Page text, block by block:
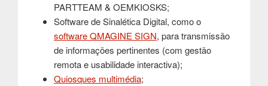
PARTTEAM & OEMKIOSKS;
Software de Sinalética Digital, como o
software QMAGINE SIGN, para transmissão
de informações pertinentes (com gestão
remota e usabilidade interactiva);
Quiosques multimédia;